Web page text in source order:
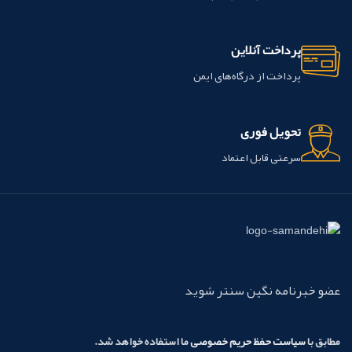
پرداخت آنلاین
پرداخت از درگاه‌های ایمن
تحویل فوری
سرعتی قابل اعتماد
عضو خبرنامه نگین سنتر شوید
مطابق باسیاست حفظ حریم خصوصیما استفاده خواهد شد.